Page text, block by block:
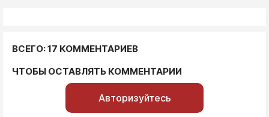
ВСЕГО: 17 КОММЕНТАРИЕВ
ЧТОБЫ ОСТАВЛЯТЬ КОММЕНТАРИИ
Авторизуйтесь